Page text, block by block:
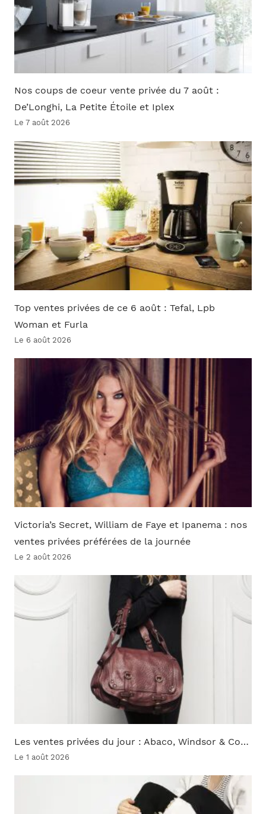
Nos coups de coeur vente privée du 7 août :
De’Longhi, La Petite Étoile et Iplex
Le 7 août 2026
Top ventes privées de ce 6 août : Tefal, Lpb
Woman et Furla
Le 6 août 2026
Victoria’s Secret, William de Faye et Ipanema : nos
ventes privées préférées de la journée
Le 2 août 2026
Les ventes privées du jour : Abaco, Windsor & Co…
Le 1 août 2026